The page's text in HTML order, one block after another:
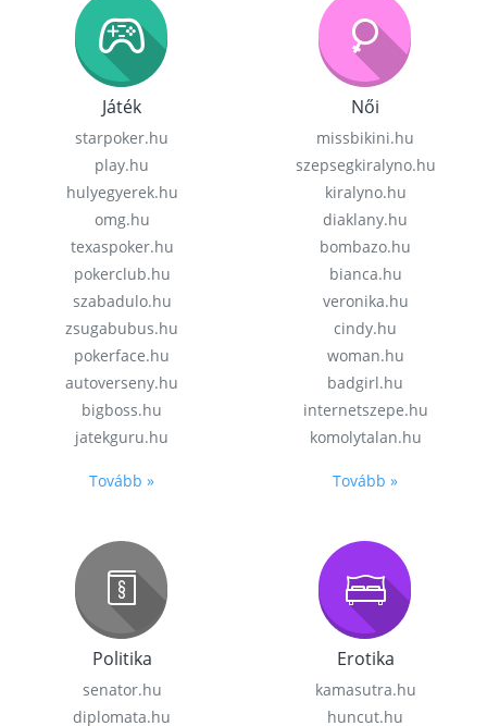
Játék
starpoker.hu
play.hu
hulyegyerek.hu
omg.hu
texaspoker.hu
pokerclub.hu
szabadulo.hu
zsugabubus.hu
pokerface.hu
autoverseny.hu
bigboss.hu
jatekguru.hu
Tovább »
Női
missbikini.hu
szepsegkiralyno.hu
kiralyno.hu
diaklany.hu
bombazo.hu
bianca.hu
veronika.hu
cindy.hu
woman.hu
badgirl.hu
internetszepe.hu
komolytalan.hu
Tovább »
Politika
senator.hu
diplomata.hu
Erotika
kamasutra.hu
huncut.hu